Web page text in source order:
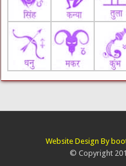
Website Design By
© Copyright